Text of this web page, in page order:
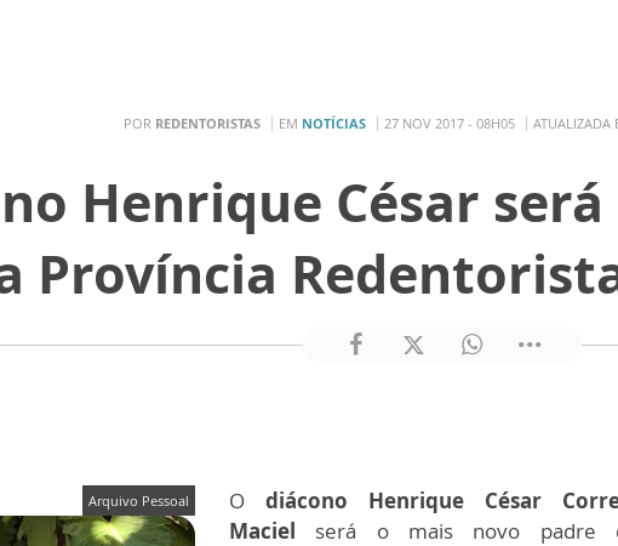
POR REDENTORISTAS EM NOTÍCIAS 27 NOV 2017 - 08H05 ATUALIZADA
Henrique César
Província
Arquivo Pessoal O diácono Henrique César
Maciel será o mais novo padre